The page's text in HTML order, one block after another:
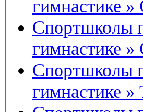
гимнастике »
Спортшколы
гимнастике »
Спортшколы
гимнастике »